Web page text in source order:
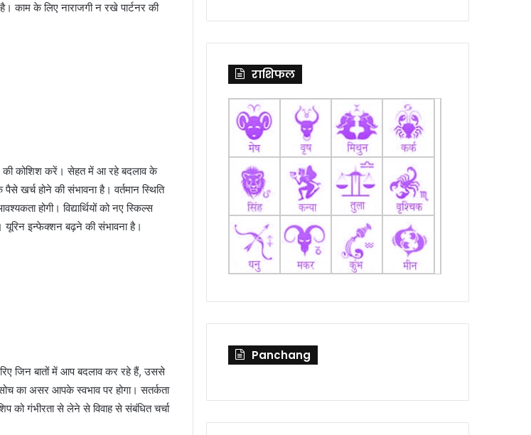
काम के लिए नाराजगी न रखे पार्टनर की
की कोशिश करें। सेहत में आ रहे बदलाव के
खर्च होने की संभावना है। वर्तमान स्थिति
होगी। विद्यार्थियों को नए स्किल्स
यूरिन इन्फेक्शन बढ़ने की संभावना है।
जिन बातों में आप बदलाव कर रहे हैं, उससे
का असर आपके स्वभाव पर होगा। सतर्कता
को गंभीरता से लेने से विवाह से संबंधित चर्चा
राशिफल
Panchang